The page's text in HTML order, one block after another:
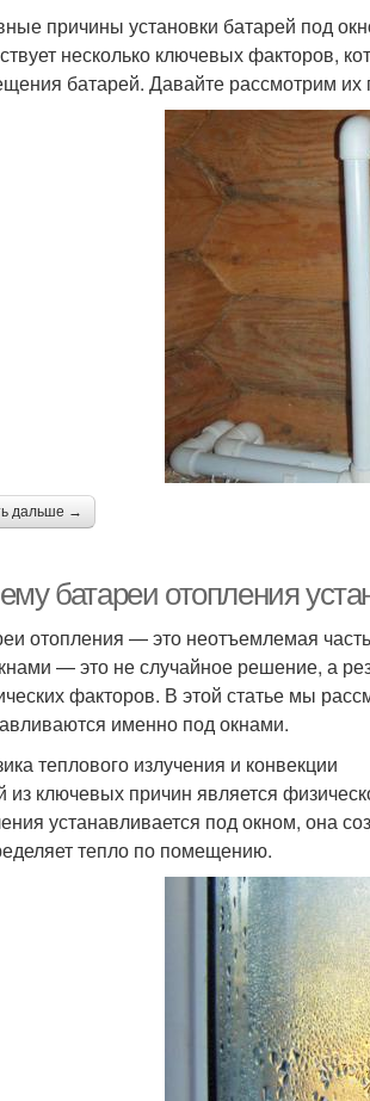
причины установки батарей под
несколько ключевых факторов,
батарей. Давайте рассмотрим их
дальше →
батареи отопления
отопления — это неотъемлемая
— это не случайное решение, а
факторов. В этой статье мы
именно под окнами.
теплового излучения и конвекции
из ключевых причин является
устанавливается под окном, она
тепло по помещению.